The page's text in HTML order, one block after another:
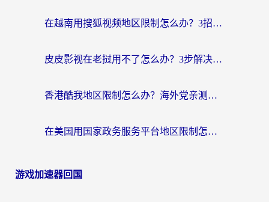
在越南用搜狐视频地区限制怎么办？3招解决海外看国内剧难题（附西瓜视频CCTV观看技巧）
皮皮影视在老挝用不了怎么办？3步解决海外看国内影视&财经的痛点
香港酷我地区限制怎么办？海外党亲测有效的回国加速方案来了
在美国用国家政务服务平台地区限制怎么办？海外华人必备的突破攻略（附追剧看片技巧）
游戏加速器回国